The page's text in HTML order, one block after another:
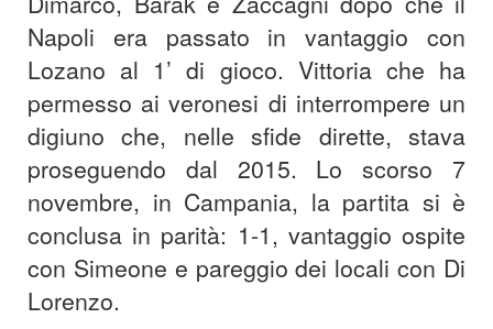
Napoli era passato in vantaggio con
Lozano al 1’ di gioco. Vittoria che ha
permesso ai veronesi di interrompere un
digiuno che, nelle sfide dirette, stava
proseguendo dal 2015. Lo scorso 7
novembre, in Campania, la partita si è
conclusa in parità: 1-1, vantaggio ospite
con Simeone e pareggio dei locali con Di
Lorenzo.